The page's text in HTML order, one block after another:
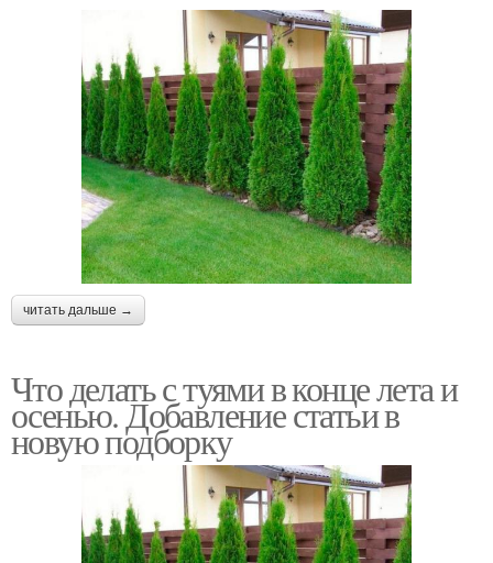
читать дальше →
Что делать с туями в конце лета и
осенью. Добавление статьи в
новую подборку